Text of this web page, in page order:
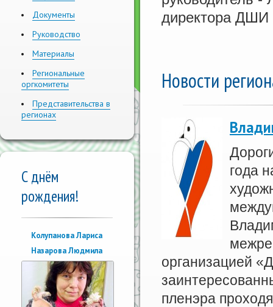
Документы
Руководство
Материалы
Региональные
оргкомитеты
Представительства в
регионах
С днём
рождения!
Колупанова Лариса
Назарова Людмила
директора
Новости
года
организацией
пленэра